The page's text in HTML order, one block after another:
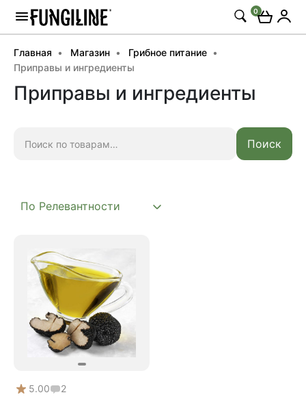
0
Главная Магазин
Грибное питание
Приправы и ингредиенты
Приправы и ингредиенты
Поиск
5.00 2